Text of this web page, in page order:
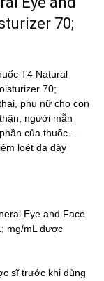
70;
T4 Natural
70;
phụ nữ cho con
người mẫn
của thuốc…
loét dạ dày
Eye and Face
mg/mL được
sĩ trước khi dùng